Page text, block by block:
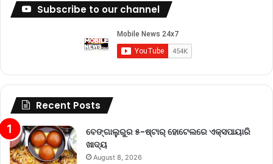
Subscribe to our channel
Recent Posts
ବେଙ୍ଗାଲୁରୁର ୫-ଷ୍ଟାର୍ ହୋଟେଲରେ ଏକ୍ସପାୟାରି
ଖାଦ୍ୟ
August 8, 2026